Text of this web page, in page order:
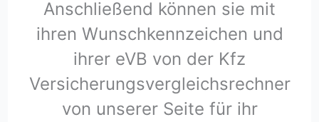
Anschließend können sie mit
ihren Wunschkennzeichen und
ihrer eVB von der Kfz
Versicherungsvergleichsrechner
von unserer Seite für ihr